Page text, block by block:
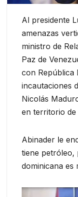
Al presidente
amenazas
ministro de
Paz de
con República
incautaciones
Nicolás
en territorio de
Abinader le
tiene petróleo,
dominicana es